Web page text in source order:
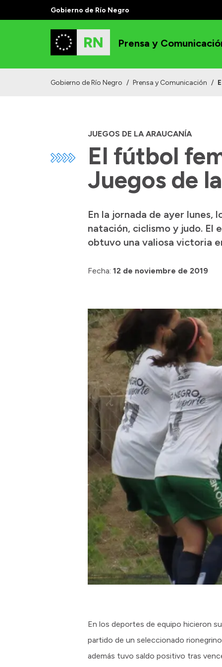
Gobierno de Río Negro
Prensa y
Gobierno de Río Negro / Prensa y Comunicación /
JUEGOS DE LA ARAUCANÍA
El fútbol
Juegos de
En la jornada de ayer
natación, ciclismo y judo. El
obtuvo una valiosa victoria
Fecha: 12 de noviembre de 2019
En los deportes de equipo hicieron
partido de un seleccionado
además tuvo saldo positivo tras